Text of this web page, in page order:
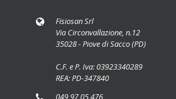
Fisiosan Srl
Via Circonvallazione, n.12
35028 - Piove di Sacco (PD)
C.F. e P. Iva: 03923340289
REA: PD-347840
049 97 05 476